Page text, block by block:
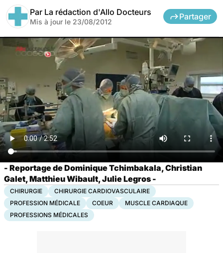
Par La rédaction d'Allo Docteurs
Mis à jour le 23/08/2012
Partager
- Reportage de Dominique Tchimbakala, Christian
Galet, Matthieu Wibault, Julie Legros -
CHIRURGIE
CHIRURGIE CARDIOVASCULAIRE
PROFESSION MÉDICALE
COEUR
MUSCLE CARDIAQUE
PROFESSIONS MÉDICALES